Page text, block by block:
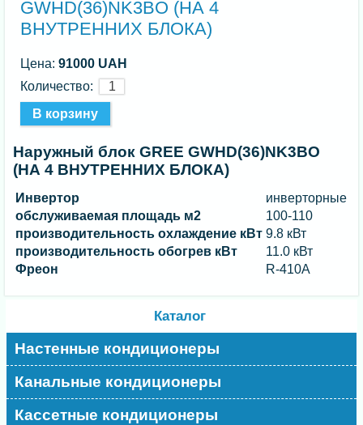
GWHD(36)NK3BO (НА 4
ВНУТРЕННИХ БЛОКА)
Цена:91000 UAH
Количество:
Наружный блок GREE GWHD(36)NK3BO
(НА 4 ВНУТРЕННИХ БЛОКА)
Инвертор
инверторные
обслуживаемая площадь м2
100-110
производительность охлаждение кВт 9.8 кВт
производительность обогрев кВт
11.0 кВт
Фреон
R-410A
Каталог
Настенные кондиционеры
Канальные кондиционеры
Кассетные кондиционеры